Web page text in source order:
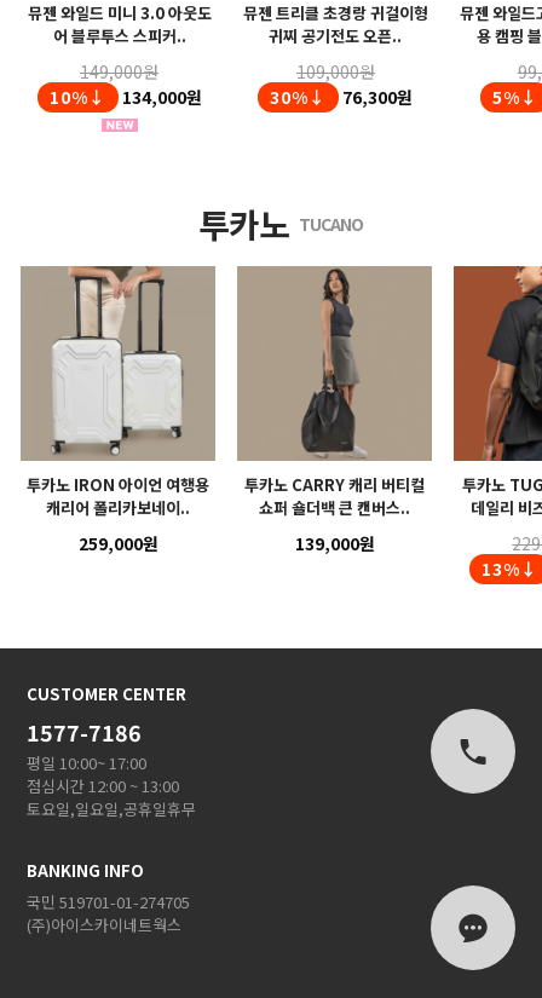
뮤젠 와일드 미니 3.0 아웃도
어 블루투스 스피커..
149,000원
10%↓
134,000원
뮤젠 트리클 초경랑 귀걸이형
귀찌 공기전도 오픈..
109,000원
30%↓
76,300원
뮤젠 와일
용 캠핑
5%↓
투카노 TUCANO
투카노 IRON 아이언 여행용
캐리어 폴리카보네이..
259,000원
투카노 CARRY 캐리 버티컬
쇼퍼 숄더백 큰 캔버스..
139,000원
투카노
데일리 비
13%↓
CUSTOMER CENTER
1577-7186
평일 10:00~ 17:00
점심시간 12:00 ~ 13:00
토요일,일요일,공휴일휴무
BANKING INFO
국민 519701-01-274705
(주)아이스카이네트웍스